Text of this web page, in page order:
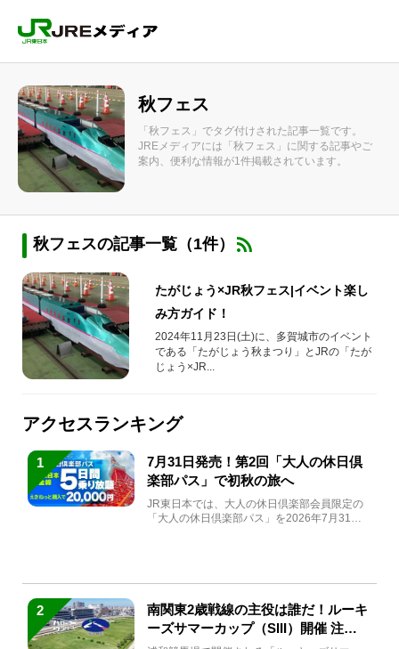
秋フェス
「秋フェス」でタグ付けされた記事一覧です。
JREメディアには「秋フェス」に関する記事やご
案内、便利な情報が1件掲載されています。
秋フェスの記事一覧（1件）
たがじょう×JR秋フェス|イベント楽し
み方ガイド！
2024年11月23日(土)に、多賀城市のイベント
である「たがじょう秋まつり」とJRの「たが
じょう×JR...
アクセスランキング
1
7月31日発売！第2回「大人の休日倶
楽部パス」で初秋の旅へ
JR東日本では、大人の休日倶楽部会員限定の
「大人の休日倶楽部パス」を2026年7月31日
2
南関東2歳戦線の主役は誰だ！ルーキ
ーズサマーカップ（SIII）開催 注目